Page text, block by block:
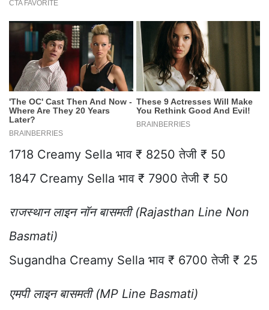
1718 Creamy Sella भाव ₹ 8250 तेजी ₹ 50
1847 Creamy Sella भाव ₹ 7900 तेजी ₹ 50
राजस्थान लाइन नॉन बासमती (Rajasthan Line Non
Basmati)
Sugandha Creamy Sella भाव ₹ 6700 तेजी ₹ 25
एमपी लाइन बासमती (MP Line Basmati)